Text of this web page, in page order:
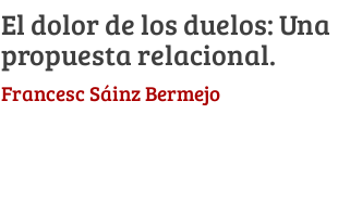
El dolor de los duelos: Una
propuesta relacional.
Francesc Sáinz Bermejo